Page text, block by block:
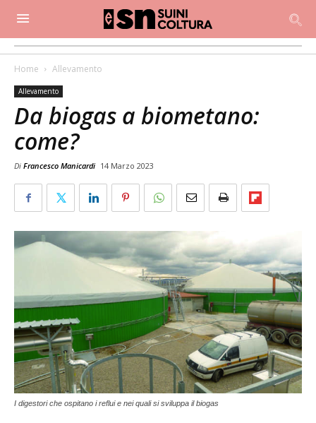
Home Allevamento
Allevamento
Da biogas a biometano:
come?
Di Francesco Manicardi 14 Marzo 2023
I digestori che ospitano i reflui e nei quali si sviluppa il biogas